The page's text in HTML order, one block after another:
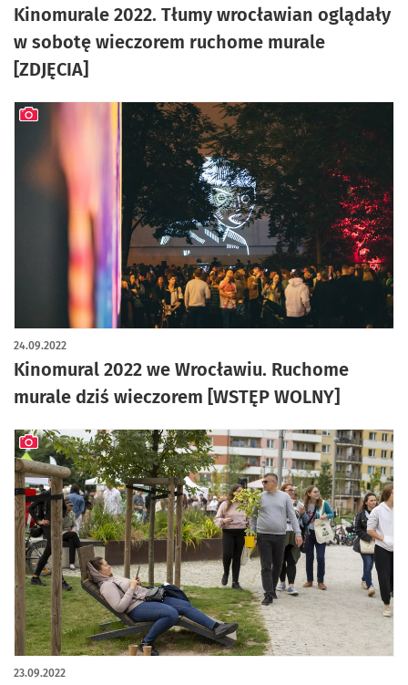
Kinomurale 2022. Tłumy wrocławian oglądały
w sobotę wieczorem ruchome murale
[ZDJĘCIA]
Kinomural 2022 we Wrocławiu. Ruchome
murale dziś wieczorem [WSTĘP WOLNY]
24.09.2022
artykuł z galerią zdjęć
23.09.2022
artykuł z galerią zdjęć